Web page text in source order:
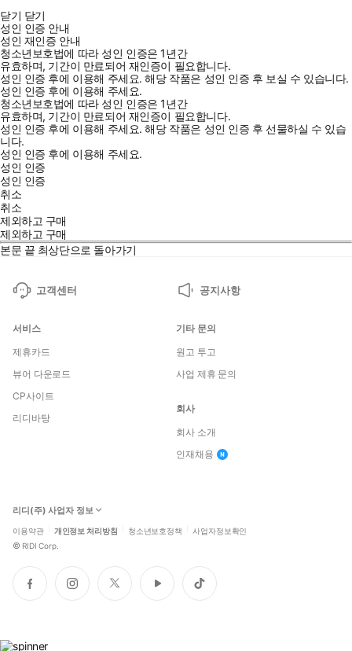
닫기 닫기
성인 인증 안내
성인 재인증 안내
청소년보호법에 따라 성인 인증은 1년간
유효하며, 기간이 만료되어 재인증이 필요합니다.
성인 인증 후에 이용해 주세요.해당 작품은 성인 인증 후 보실 수 있습니다.
성인 인증 후에 이용해 주세요.
청소년보호법에 따라 성인 인증은 1년간
유효하며, 기간이 만료되어 재인증이 필요합니다.
성인 인증 후에 이용해 주세요.해당 작품은 성인 인증 후 선물하실 수 있습
니다.
성인 인증 후에 이용해 주세요.
성인 인증
성인 인증
취소
취소
제외하고 구매
제외하고 구매
본문 끝 최상단으로 돌아가기
고객센터 공지사항
서비스
제휴카드
뷰어 다운로드
CP사이트
리디바탕
기타 문의
원고 투고
사업 제휴 문의
회사
회사 소개
인재채용
리디(주) 사업자 정보
이용약관 개인정보 처리방침 청소년보호정책 사업자정보확인
© RIDI Corp.
페
이
인
스
트
위
유
튜
틱
톡